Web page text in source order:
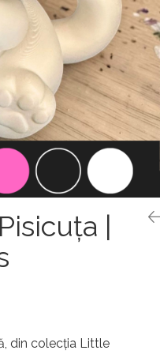
|
din colecția Little